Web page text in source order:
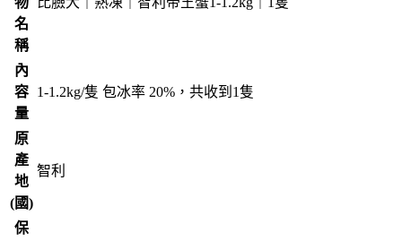
名
稱
內
容
量
1-1.2kg/隻 包冰率 20%，共收到1隻
原
產
地
(國)
智利
保